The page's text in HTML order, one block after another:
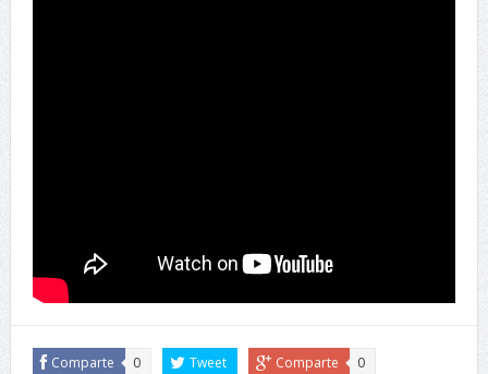
Comparte 0 Tweet Comparte 0